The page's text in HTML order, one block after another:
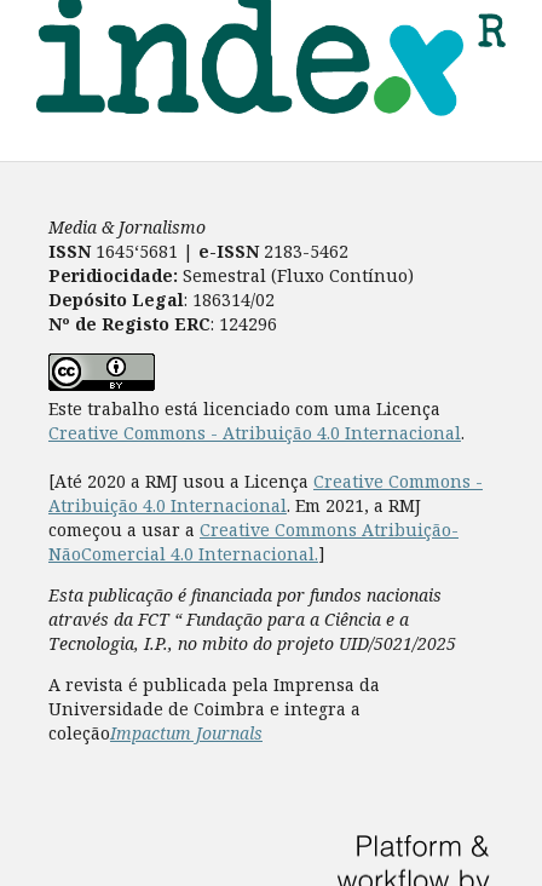
Media & Jornalismo
ISSN 1645‘5681 | e-ISSN2183-5462
Peridiocidade: Semestral (Fluxo Contínuo)
Depósito Legal: 186314/02
Nº de Registo ERC: 124296
Este trabalho está licenciado com uma Licença
Creative Commons - Atribuição 4.0 Internacional.
[Até 2020 a RMJ usou a Licença Creative Commons -
Atribuição 4.0 Internacional. Em 2021, a RMJ
começou a usar a Creative Commons Atribuição-
NãoComercial 4.0 Internacional.]
Esta publicação é financiada por fundos nacionais
através da FCT “ Fundação para a Ciência e a
Tecnologia, I.P., no mbito do projeto UID/5021/2025
A revista é publicada pela Imprensa da
Universidade de Coimbra e integra a
coleçãoImpactum Journals